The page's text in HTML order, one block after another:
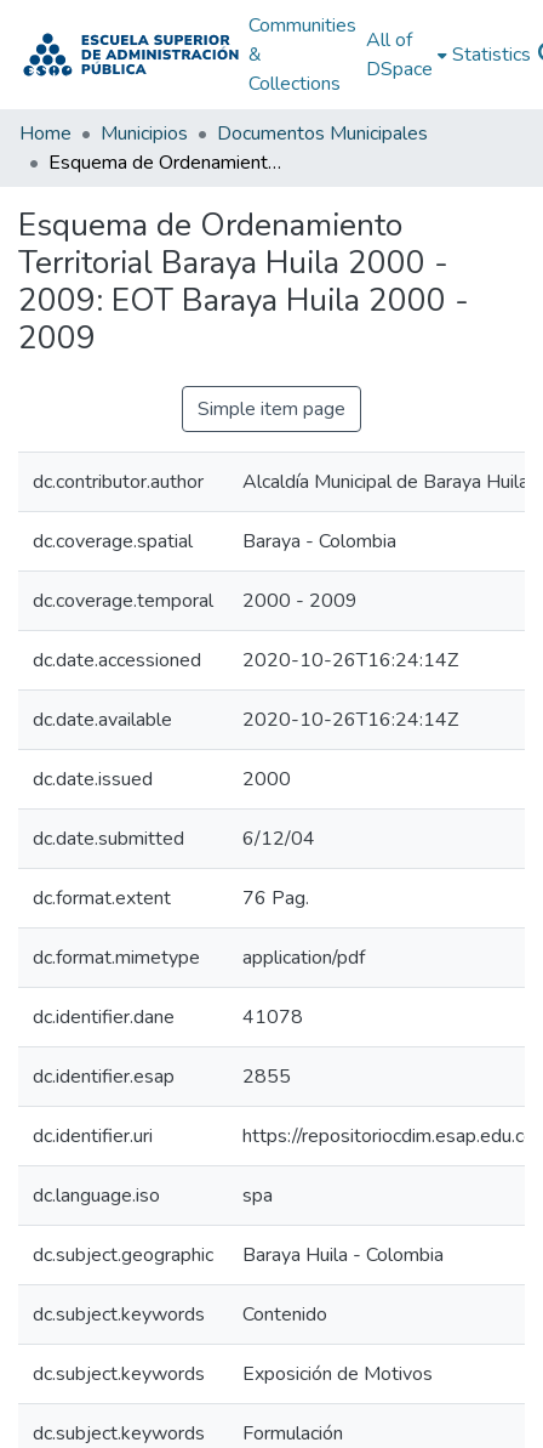
Communities
&
Collections
All of
DSpace
Statistics
Home Municipios
Documentos Municipales
Esquema de Ordenamiento Territorial Baraya Huila 2000 - 2009: EOT Baraya Huila 2000 - 2009
Esquema de Ordenamiento
Territorial Baraya Huila 2000 -
2009: EOT Baraya Huila 2000 -
2009
Simple item page
dc.contributor.author Alcaldía Municipal de Baraya Huila
dc.coverage.spatial Baraya - Colombia
dc.coverage.temporal 2000 - 2009
dc.date.accessioned 2020-10-26T16:24:14Z
dc.date.available 2020-10-26T16:24:14Z
dc.date.issued 2000
dc.date.submitted 6/12/04
dc.format.extent 76 Pag.
dc.format.mimetype application/pdf
dc.identifier.dane 41078
dc.identifier.esap 2855
dc.identifier.uri https://
dc.language.iso spa
dc.subject.geographic Baraya Huila - Colombia
dc.subject.keywords Contenido
dc.subject.keywords Exposición de Motivos
dc.subject.keywords Formulación